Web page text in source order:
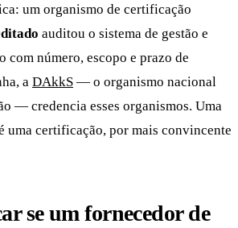
um organismo de certificação
auditou o sistema de gestão e
número, escopo e prazo de
a DAkkS — o organismo nacional
— credencia esses organismos. Uma
uma certificação, por mais convincente
se um fornecedor de